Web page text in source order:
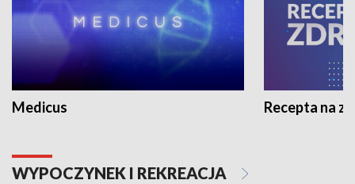
Medicus Recepta na
WYPOCZYNEK I REKREACJA